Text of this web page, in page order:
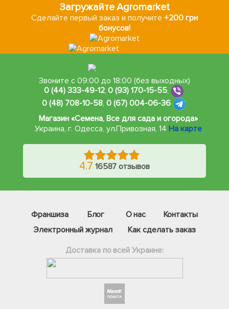
Загружайте Agromarket
Сделайте первый заказ и получите +200 грн
бонусов!
Звоните с 09:00 до 18:00 (без выходных)
0 (44) 333-49-12,0 (93) 170-15-55,
0 (48) 708-10-58, 0 (67) 004-06-36
Магазин «Семена, Все для сада и огорода»
Украина, г. Одесса, ул.Привозная, 14 На карте
4.7 16587 отзывов
Франшиза Блог О нас
Контакты
Электронный журнал
Как сделать заказ
Доставка по всей Украине: